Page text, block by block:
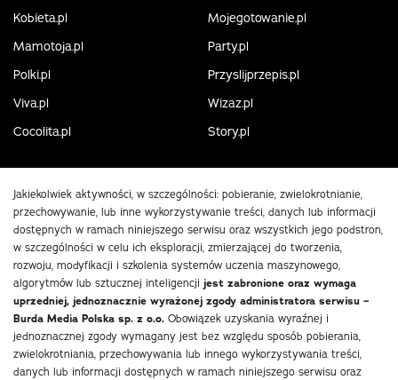
Kobieta.pl
Mojegotowanie.pl
Mamotoja.pl
Party.pl
Polki.pl
Przyslijprzepis.pl
Viva.pl
Wizaz.pl
Cocolita.pl
Story.pl
Jakiekolwiek aktywności, w szczególności: pobieranie, zwielokrotnianie,
przechowywanie, lub inne wykorzystywanie treści, danych lub informacji
dostępnych w ramach niniejszego serwisu oraz wszystkich jego podstron,
w szczególności w celu ich eksploracji, zmierzającej do tworzenia,
rozwoju, modyfikacji i szkolenia systemów uczenia maszynowego,
algorytmów lub sztucznej inteligencji jest zabronione oraz wymaga
uprzedniej, jednoznacznie wyrażonej zgody administratora serwisu –
Burda Media Polska sp. z o.o. Obowiązek uzyskania wyraźnej i
jednoznacznej zgody wymagany jest bez względu sposób pobierania,
zwielokrotniania, przechowywania lub innego wykorzystywania treści,
danych lub informacji dostępnych w ramach niniejszego serwisu oraz